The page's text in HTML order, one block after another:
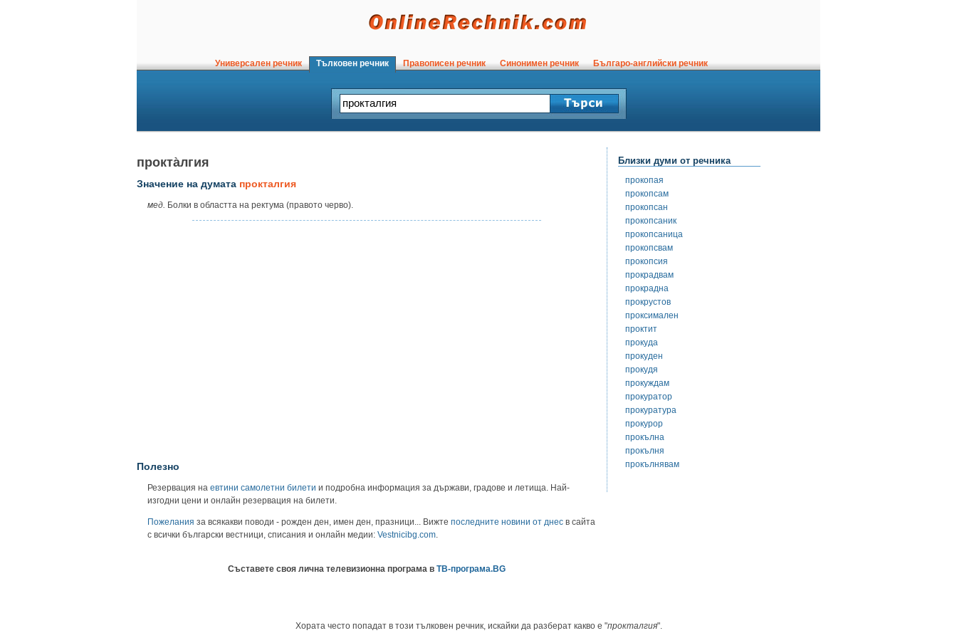
Универсален речник Тълковен речник Правописен речник Синонимен речник Българо-английски речник
прокта̀лгия
Значение на думата прокталгия
мед. Болки в областта на ректума (правото черво).
Полезно
Резервация на евтини самолетни билети и подробна информация за държави, градове и летища. Най-
изгодни цени и онлайн резервация на билети.
Пожелания за всякакви поводи - рожден ден, имен ден, празници... Вижте последните новини от днес в сайта
с всички български вестници, списания и онлайн медии: Vestnicibg.com
Съставете своя лична телевизионна програма в ТВ-програма.BG
Близки думи от речника
прокопая
прокопсам
прокопсан
прокопсаник
прокопсаница
прокопсвам
прокопсия
прокрадвам
прокрадна
прокрустов
проксимален
проктит
прокуда
прокуден
прокудя
прокуждам
прокуратор
прокуратура
прокурор
прокълна
прокълня
прокълнявам
Хората често попадат в този тълковен речник, искайки да разберат какво е "прокталгия".